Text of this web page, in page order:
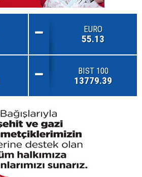
EURO
55.13
BIST 100
13779.39